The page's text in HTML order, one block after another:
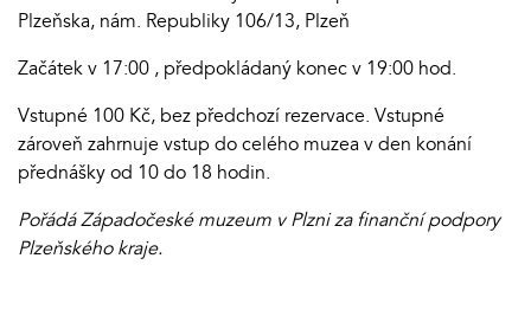
Plzeňska, nám. Republiky 106/13, Plzeň
Začátek v 17:00 , předpokládaný konec v 19:00 hod.
Vstupné 100 Kč, bez předchozí rezervace. Vstupné
zároveň zahrnuje vstup do celého muzea v den konání
přednášky od 10 do 18 hodin.
Pořádá Západočeské muzeum v Plzni za finanční podpory
Plzeňského kraje.